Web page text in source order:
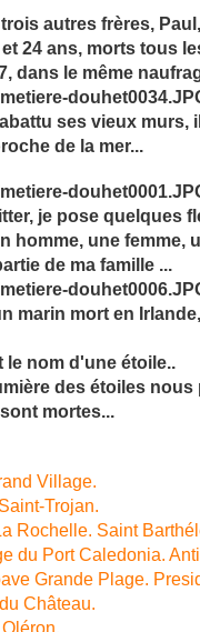
autres frères,
24 ans, morts tous
dans le même
ses vieux murs,
de la mer...
je pose quelques
homme, une femme,
de ma famille ...
marin mort en
le nom d'une étoile..
des étoiles nous
mortes...
Village.
Trojan.
Rochelle. Saint
du Port Caledonia.
Grande Plage.
Château.